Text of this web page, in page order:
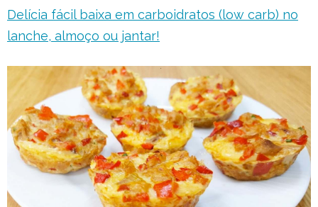
Delícia fácil baixa em carboidratos (low carb) no
lanche, almoço ou jantar!